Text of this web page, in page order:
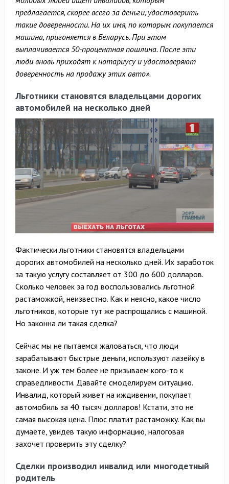
предлагается, скорее всего за деньги, удостоверить
такие доверенности. На их имя, по которым покупается
машина, пригоняется в Беларусь. При этом
выплачивается 50-процентная пошлина. После эти
люди вновь приходят к нотариусу и удостоверяют
доверенность на продажу этих авто».
Льготники становятся владельцами дорогих
автомобилей на несколько дней
Фактически льготники становятся владельцами
дорогих автомобилей на несколько дней. Их заработок
за такую услугу составляет от 300 до 600 долларов.
Сколько человек за год воспользовались льготной
растаможкой, неизвестно. Как и неясно, какое число
льготников, которые тут же распрощались с машиной.
Но законна ли такая сделка?
Сейчас мы не пытаемся жаловаться, что люди
зарабатывают быстрые деньги, используют лазейку в
законе. И уж тем более не призываем кого-то к
справедливости. Давайте смоделируем ситуацию.
Инвалид, который живет на иждивении, покупает
автомобиль за 40 тысяч долларов! Кстати, это не
самая высокая цена. Плюс платит растаможку. Как вы
думаете, увидев такую информацию, налоговая
захочет проверить эту сделку?
Сделки производил инвалид или многодетный
родитель